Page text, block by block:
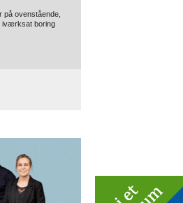
ovenstående,
iværksat boring